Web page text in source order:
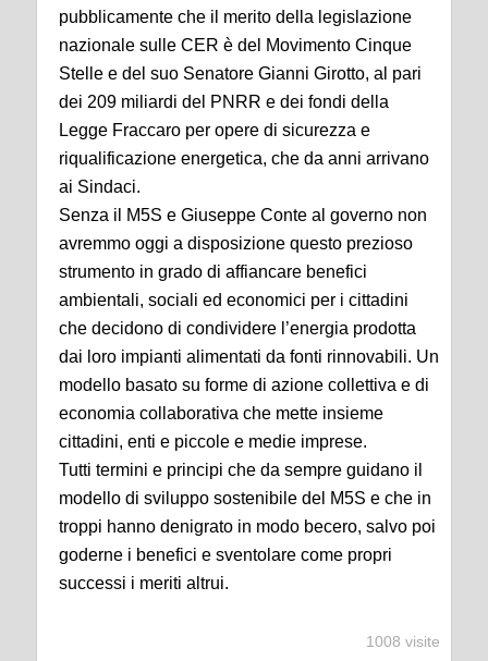
pubblicamente che il merito della legislazione
nazionale sulle CER è del Movimento Cinque
Stelle e del suo Senatore Gianni Girotto, al pari
dei 209 miliardi del PNRR e dei fondi della
Legge Fraccaro per opere di sicurezza e
riqualificazione energetica, che da anni arrivano
ai Sindaci.
Senza il M5S e Giuseppe Conte al governo non
avremmo oggi a disposizione questo prezioso
strumento in grado di affiancare benefici
ambientali, sociali ed economici per i cittadini
che decidono di condividere l’energia prodotta
dai loro impianti alimentati da fonti rinnovabili. Un
modello basato su forme di azione collettiva e di
economia collaborativa che mette insieme
cittadini, enti e piccole e medie imprese.
Tutti termini e principi che da sempre guidano il
modello di sviluppo sostenibile del M5S e che in
troppi hanno denigrato in modo becero, salvo poi
goderne i benefici e sventolare come propri
successi i meriti altrui.
1008 visite